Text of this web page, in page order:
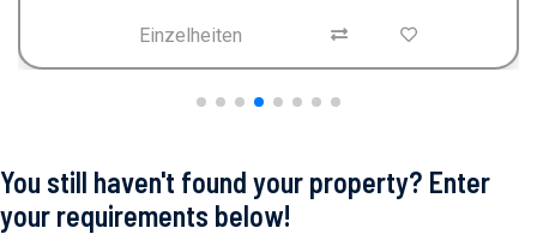
Einzelheiten
You still haven't found your property? Enter
your requirements below!